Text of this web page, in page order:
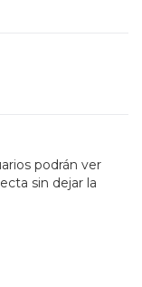
podrán ver
sin dejar la